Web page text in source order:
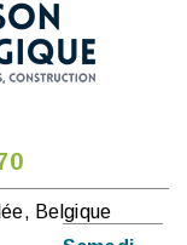
Belgique